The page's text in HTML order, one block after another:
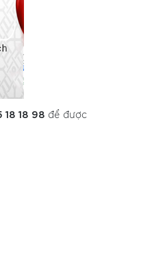
18 18 98 để được